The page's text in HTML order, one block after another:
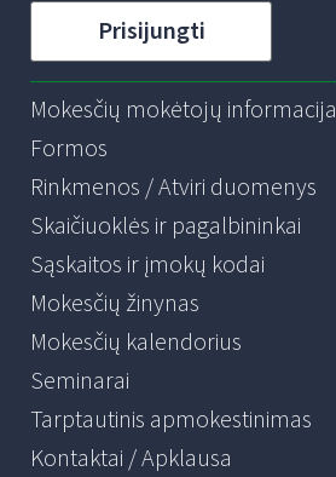
Prisijungti
Mokesčių mokėtojų informacija
Formos
Rinkmenos / Atviri duomenys
Skaičiuoklės ir pagalbininkai
Sąskaitos ir įmokų kodai
Mokesčių žinynas
Mokesčių kalendorius
Seminarai
Tarptautinis apmokestinimas
Kontaktai / Apklausa